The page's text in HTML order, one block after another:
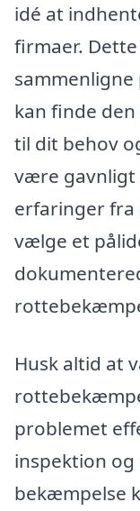
idé at
firmaer.
sammenligne
kan finde
til dit behov
være gavnligt
erfaringer fra
vælge et
Husk altid at
problemet
inspektion
bekæmpelse